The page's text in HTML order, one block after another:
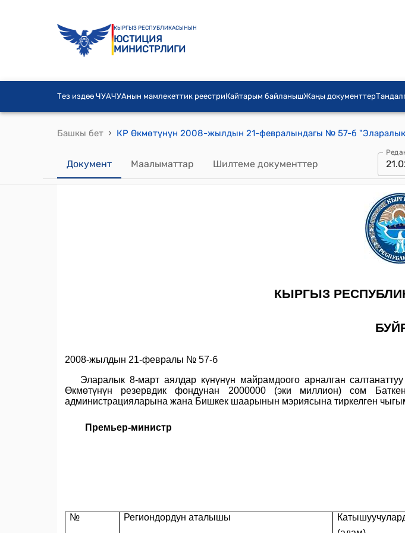
КЫРГЫЗ РЕСПУБЛИКАСЫНЫН
ЮСТИЦИЯ
МИНИСТРЛИГИ
Тез издөө ЧУАЧУАнын мамлекеттик реестриКайтарым байланышЖаңы документтер
Башкы бет ›
Документ Маалыматтар Шилтеме документтер